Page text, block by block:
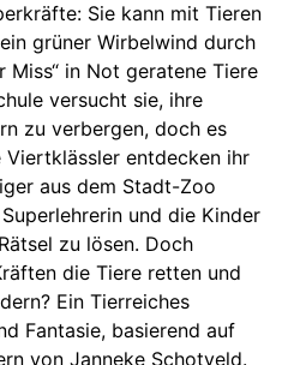
Sie kann mit Tieren
grüner Wirbelwind durch
Miss“ in Not geratene Tiere
versucht sie, ihre
zu verbergen, doch es
entdecken ihr
aus dem Stadt-Zoo
und die Kinder
zu lösen. Doch
die Tiere retten und
Ein Tierreiches
Fantasie, basierend auf
von Janneke Schotveld.